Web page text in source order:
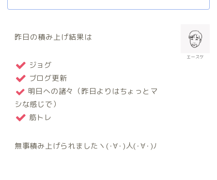
エースケ
昨日の積み上げ結果は
ジョグ
ブログ更新
明日への諸々（昨日よりはちょっとマ
シな感じで）
筋トレ
無事積み上げられましたヽ(･∀･)人(･∀･)ﾉ